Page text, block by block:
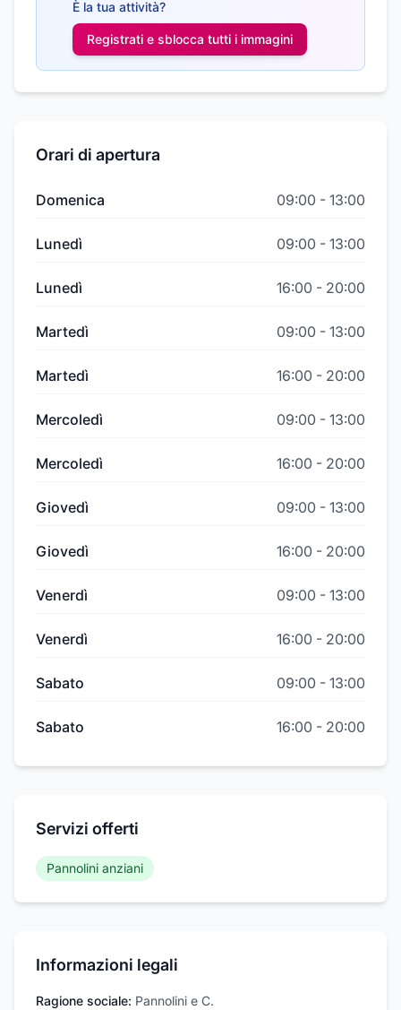
È la tua attività?
Registrati e sblocca tutti i immagini
Orari di apertura
Domenica 09:00 - 13:00
Lunedì 09:00 - 13:00
Lunedì 16:00 - 20:00
Martedì 09:00 - 13:00
Martedì 16:00 - 20:00
Mercoledì 09:00 - 13:00
Mercoledì 16:00 - 20:00
Giovedì 09:00 - 13:00
Giovedì 16:00 - 20:00
Venerdì 09:00 - 13:00
Venerdì 16:00 - 20:00
Sabato 09:00 - 13:00
Sabato 16:00 - 20:00
Servizi offerti
Pannolini anziani
Informazioni legali
Ragione sociale: Pannolini e C.